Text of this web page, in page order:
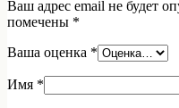
Ваш адрес email не будет
помечены *
Ваша оценка *
Имя *